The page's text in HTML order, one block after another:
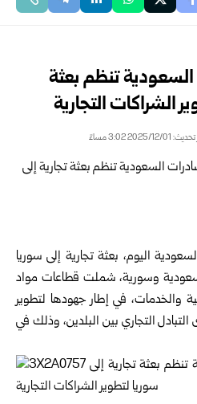
تنظم بعثة
الشراكات التجارية
2025/12/01 3:02 مساءً
اليوم، بعثة تجارية إلى سوريا
من 265 شركة سعودية وسورية، شملت قطاعات مواد
والخدمات، في إطار جهودها لتطوير
التجاري بين البلدين، وذلك في